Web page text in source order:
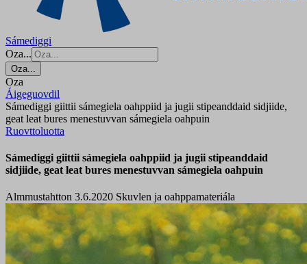
Sámediggi
Oza...
Oza...
Oza
Áigeguovdil
Sámediggi giittii sámegiela oahppiid ja jugii stipeanddaid sidjiide,
geat leat bures menestuvvan sámegiela oahpuin
Ruovttoluotta
Sámediggi giittii sámegiela oahppiid ja jugii stipeanddaid
sidjiide, geat leat bures menestuvvan sámegiela oahpuin
Almmustahtton 3.6.2020 Skuvlen ja oahppamateriála